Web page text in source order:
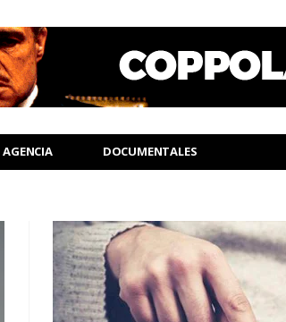
AGENCIA DOCUMENTALES